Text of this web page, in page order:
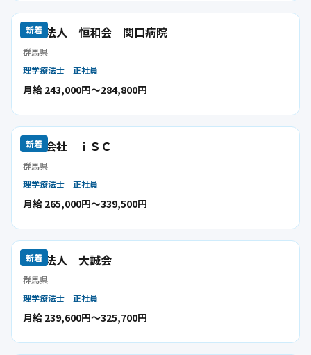
新着
医療法人 恒和会 関口病院
群馬県
理学療法士 正社員
月給 243,000円〜284,800円
新着
株式会社 ｉＳＣ
群馬県
理学療法士 正社員
月給 265,000円〜339,500円
新着
医療法人 大誠会
群馬県
理学療法士 正社員
月給 239,600円〜325,700円